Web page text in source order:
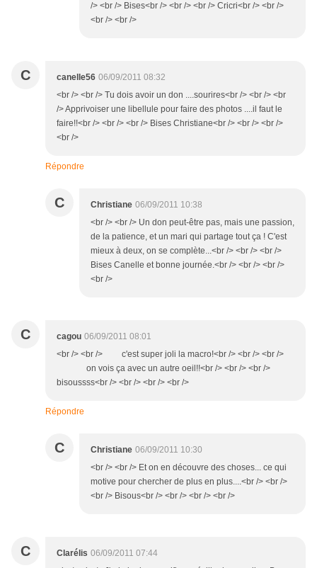
/> <br /> Bises<br /> <br /> <br /> Cricri<br /> <br />
<br /> <br />
C canelle56 06/09/2011 08:32
<br /> <br /> Tu dois avoir un don ....sourires<br /> <br /> <br
/> Apprivoiser une libellule pour faire des photos ....il faut le
faire!!<br /> <br /> <br /> Bises Christiane<br /> <br /> <br />
<br />
Répondre
C Christiane 06/09/2011 10:38
<br /> <br /> Un don peut-être pas, mais une passion,
de la patience, et un mari qui partage tout ça ! C'est
mieux à deux, on se complète...<br /> <br /> <br />
Bises Canelle et bonne journée.<br /> <br /> <br />
<br />
C cagou 06/09/2011 08:01
<br /> <br /> c'est super joli la macro!<br /> <br /> <br />
on vois ça avec un autre oeil!!<br /> <br /> <br />
bisoussss<br /> <br /> <br /> <br />
Répondre
C Christiane 06/09/2011 10:30
<br /> <br /> Et on en découvre des choses... ce qui
motive pour chercher de plus en plus....<br /> <br />
<br /> Bisous<br /> <br /> <br /> <br />
C Clarélis 06/09/2011 07:44